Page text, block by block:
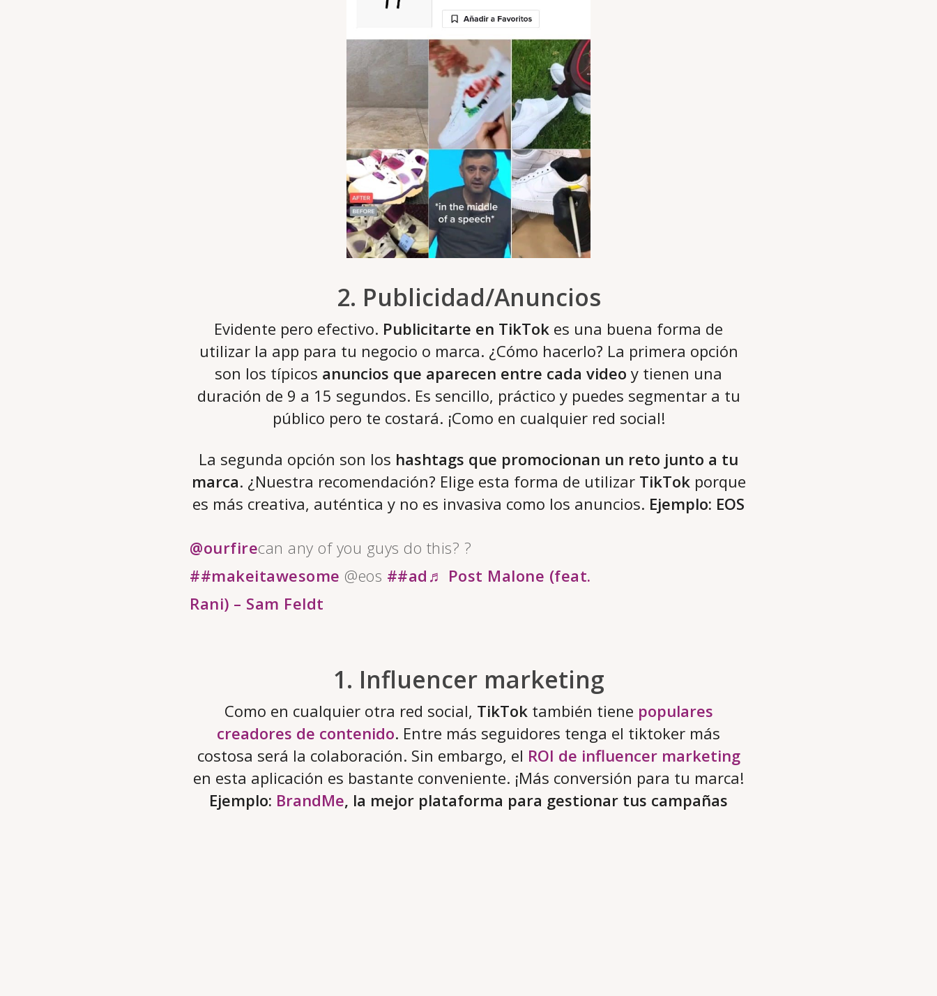
2. Publicidad/Anuncios
Evidente pero efectivo. Publicitarte en TikTok es una buena forma de
utilizar la app para tu negocio o marca. ¿Cómo hacerlo? La primera opción
son los típicos anuncios que aparecen entre cada video y tienen una
duración de 9 a 15 segundos. Es sencillo, práctico y puedes segmentar a tu
público pero te costará. ¡Como en cualquier red social!
La segunda opción son los hashtags que promocionan un reto junto a tu
marca. ¿Nuestra recomendación? Elige esta forma de utilizar TikTokporque
es más creativa, auténtica y no es invasiva como los anuncios. Ejemplo: EOS
@ourfirecan any of you guys do this? ?
##makeitawesome @eos ##ad ♬ Post Malone (feat.
Rani) – Sam Feldt
1. Influencer marketing
Como en cualquier otra red social, TikToktambién tiene populares
creadores de contenido. Entre más seguidores tenga el tiktoker más
costosa será la colaboración. Sin embargo, el ROI de influencer marketing
en esta aplicación es bastante conveniente. ¡Más conversión para tu marca!
Ejemplo: BrandMe, la mejor plataforma para gestionar tus campañas